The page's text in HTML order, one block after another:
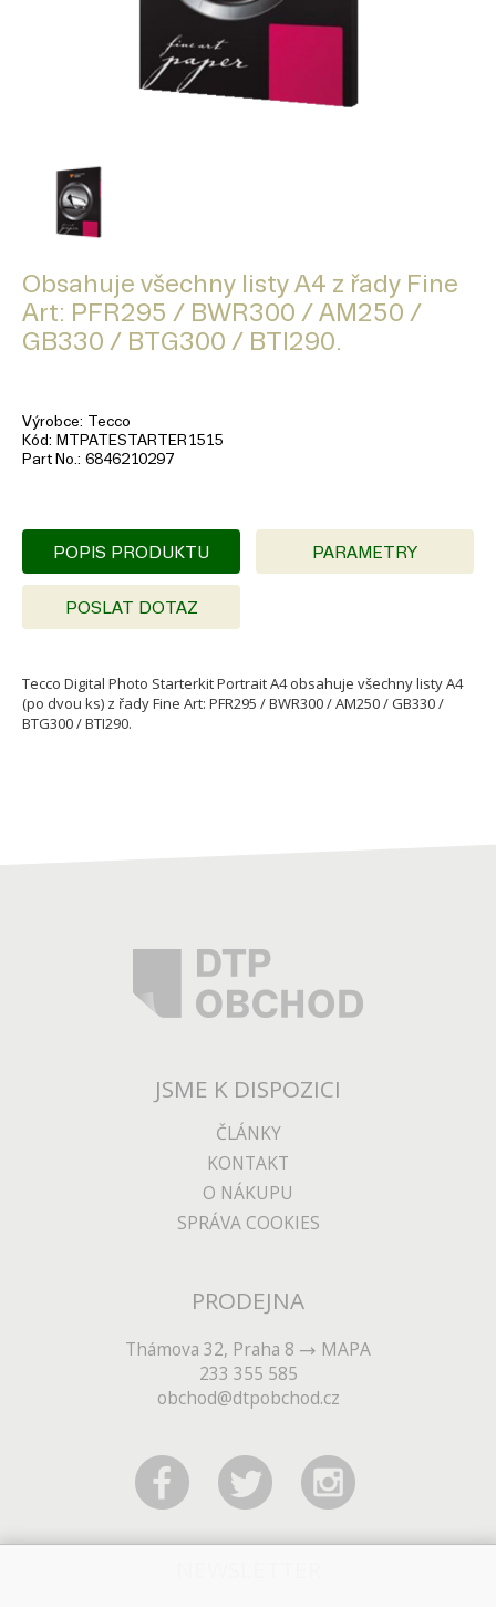
Obsahuje všechny listy A4 z řady Fine
Art: PFR295 / BWR300 / AM250 /
GB330 / BTG300 / BTI290.
Výrobce Tecco
Kód
MTPATESTARTER1515
Part No. 6846210297
POPIS PRODUKTU PARAMETRY
POSLAT DOTAZ
Tecco Digital Photo Starterkit Portrait A4 obsahuje všechny listy A4
(po dvou ks) z řady Fine Art: PFR295 / BWR300 / AM250 / GB330 /
BTG300 / BTI290.
JSME K DISPOZICI
ČLÁNKY
KONTAKT
O NÁKUPU
SPRÁVA COOKIES
PRODEJNA
Thámova 32, Praha 8
MAPA
233 355 585
obchod@dtpobchod.cz